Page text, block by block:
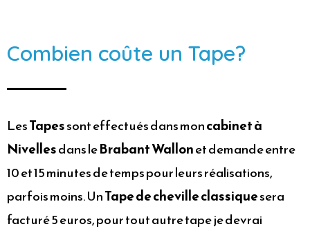
Combien coûte un Tape?
LesTapessont effectués dans moncabinet à
Nivellesdans leBrabant Wallonet demande entre
10 et 15 minutes de temps pour leurs réalisations,
parfois moins. UnTape de cheville classiquesera
facturé 5 euros, pour tout autre tape je devrai